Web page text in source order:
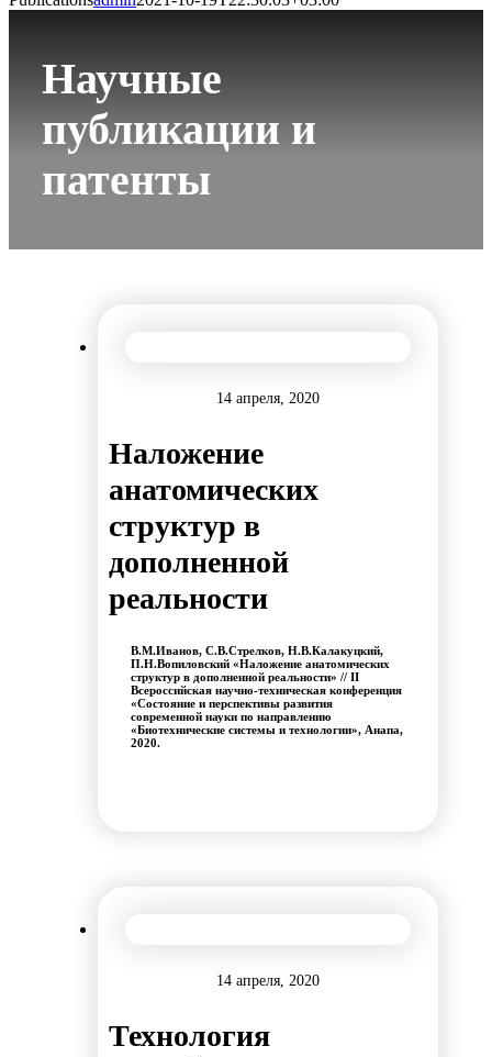
Научные
публикации и
патенты
14 апреля, 2020
Наложение
анатомических
структур в
дополненной
реальности
В.М.Иванов, С.В.Стрелков, Н.В.Калакуцкий,
П.Н.Вопиловский «Наложение анатомических
структур в дополненной реальности» // II
Всероссийская научно-техническая конференция
«Состояние и перспективы развития
современной науки по направлению
«Биотехнические системы и технологии», Анапа,
2020.
14 апреля, 2020
Технология